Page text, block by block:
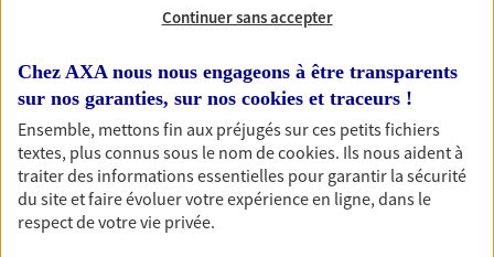
Votre logement est unique, comme vous. Le
contrat Ma Maison assure votre sérénité en
protégeant ce qui vous tient à coeur.
Découvrir l'offre Habitation
OBTENIR UN TARIF EN LIGNE
Continuer sans accepter
Chez AXA nous nous engageons à être transparents
sur nos garanties, sur nos cookies et traceurs !
Ensemble, mettons fin aux préjugés sur ces petits fichiers
textes, plus connus sous le nom decookies. Ils nous aident à
traiter des informations essentielles pour garantir la sécurité
du site et faire évoluer votre expérience en ligne, dans le
respect de votre vie privée.